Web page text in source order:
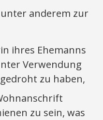
anderem zur
ihres Ehemanns
Verwendung
zu haben,
zu sein, was